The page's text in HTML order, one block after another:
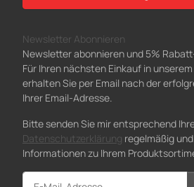
Newsletter Abonnieren
Newsletter abonnieren und 5%
Für Ihren nächsten Einkauf in
erhalten Sie per Email nach der
Ihrer Email-Adresse.
Bitte senden Sie mir entsprechend
Datenschutzerklärung regelmäßig
Informationen zu Ihrem